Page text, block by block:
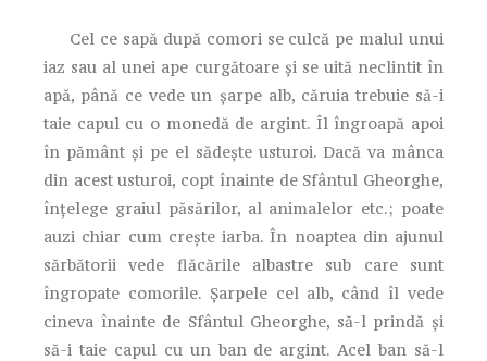
Cel ce sapă după comori se culcă pe malul unui
iaz sau al unei ape curgătoare și se uită neclintit în
apă, până ce vede un șarpe alb, căruia trebuie să-i
taie capul cu o monedă de argint. Îl îngroapă apoi
în pământ și pe el sădește usturoi. Dacă va mânca
din acest usturoi, copt înainte de Sfântul Gheorghe,
înțelege graiul păsărilor, al animalelor etc.; poate
auzi chiar cum crește iarba. În noaptea din ajunul
sărbătorii vede flăcările albastre sub care sunt
îngropate comorile. Șarpele cel alb, când îl vede
cineva înainte de Sfântul Gheorghe, să-l prindă și
să-i taie capul cu un ban de argint. Acel ban să-l